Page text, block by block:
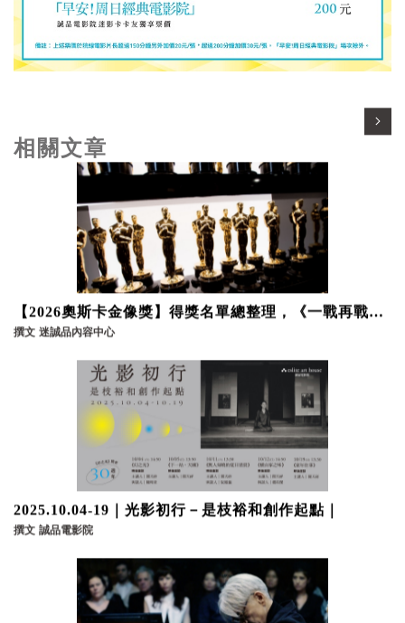
相關文章
【2026奧斯卡金像獎】得獎名單總整理，《一戰再戰》
等4部不可錯過的電影推薦
撰文 迷誠品內容中心
2025.10.04-19｜光影初行－是枝裕和創作起點｜
撰文 誠品電影院